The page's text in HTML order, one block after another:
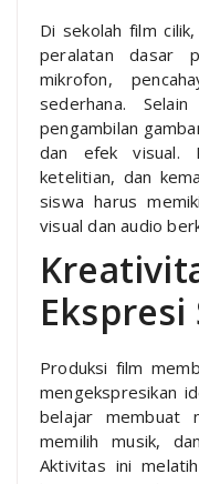
Di sekolah film
peralatan dasar
mikrofon,
sederhana.
pengambilan
dan efek visual.
ketelitian, dan
siswa harus
visual dan audio
Ekspresi
Produksi film
mengekspresikan
belajar membuat
memilih musik,
Aktivitas ini